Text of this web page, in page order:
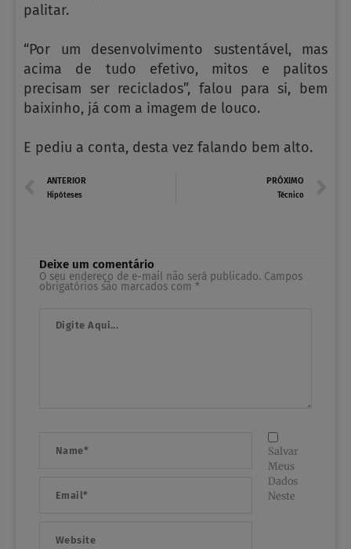
palitar.
“Por um desenvolvimento sustentável, mas
acima de tudo efetivo, mitos e palitos
precisam ser reciclados”, falou para si, bem
baixinho, já com a imagem de louco.
E pediu a conta, desta vez falando bem alto.
Prev
ANTERIOR
Hipóteses
PRÓXIMO
Técnico
Deixe um comentário
O seu endereço de e-mail não será publicado. Campos
obrigatórios são marcados com *
Aqui...
Salvar
Meus
Dados
Neste